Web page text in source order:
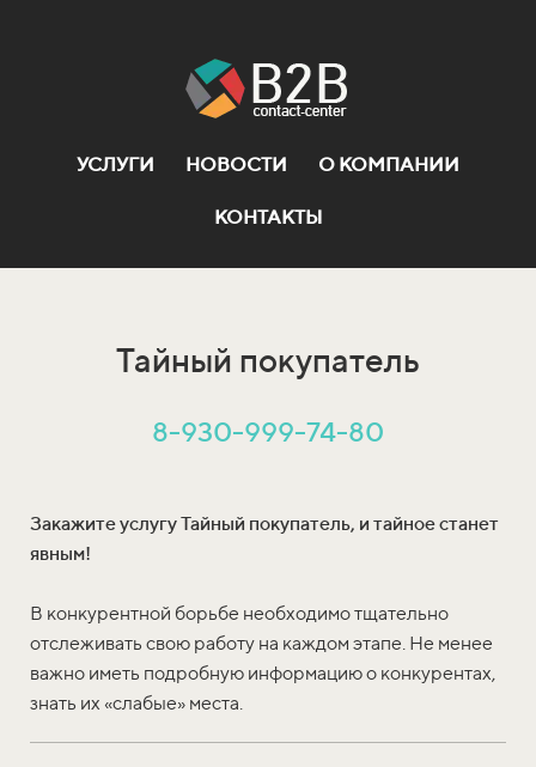
УСЛУГИ НОВОСТИ О КОМПАНИИ
КОНТАКТЫ
Тайный покупатель
8-930-999-74-80
Закажите услугу Тайный покупатель, и тайное станет
явным!
В конкурентной борьбе необходимо тщательно
отслеживать свою работу на каждом этапе. Не менее
важно иметь подробную информацию о конкурентах,
знать их «слабые» места.